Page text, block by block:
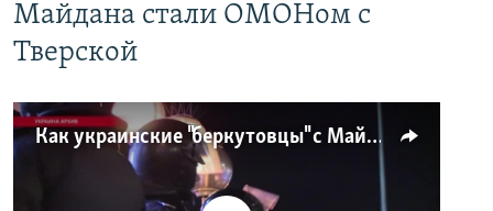
Майдана стали ОМОНом с
Тверской
Как украинские "беркутовцы" с Майдана стали ОМОНом с Тверской